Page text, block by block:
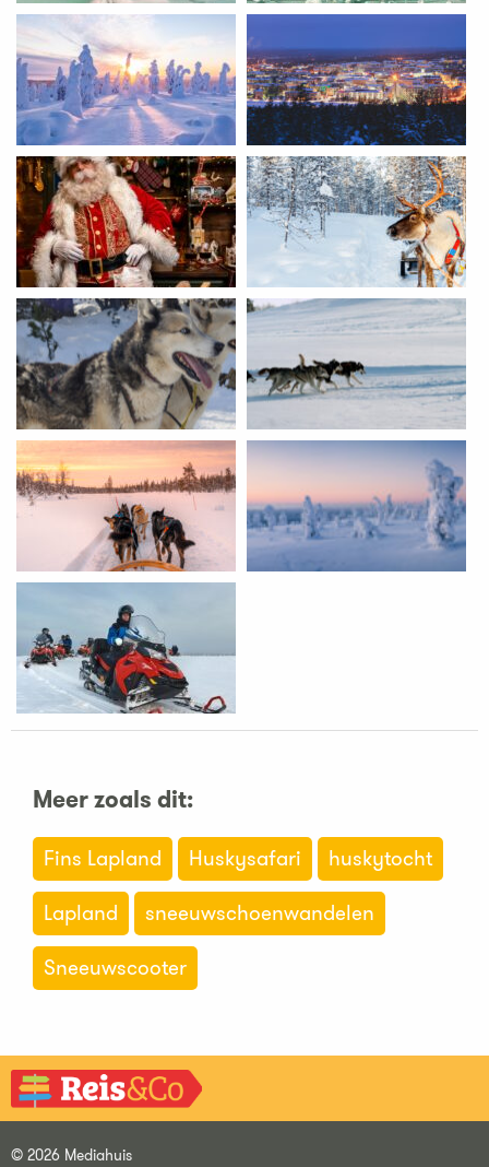
Meer zoals dit:
Fins Lapland Huskysafari
huskytocht
Lapland
sneeuwschoenwandelen
Sneeuwscooter
© 2026 Mediahuis